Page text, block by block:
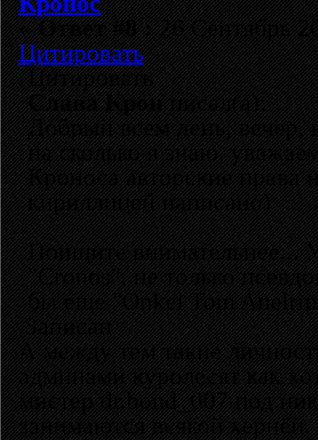
«Ответ #8 :26 Сентябрь
Цитировать
Цитировать
Слава Кронписал(а):
Добрый всем день, вечер,
на сколько я знаю,
Кроноса авторские права
кириллицей написано)
Поищите внимательнее...
"Cronos", не только
бы еще "Onkel Tom
Записан
А между тем такие
админами куролесят как
мистер dr.bond_007 под
занимаются всякой